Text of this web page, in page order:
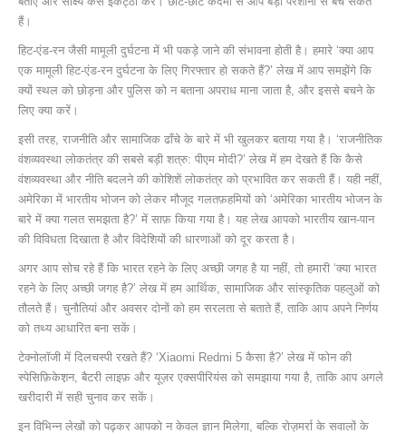
हैं।
हिट‑एंड‑रन जैसी मामूली दुर्घटना में भी पकड़े जाने की संभावना होती है। हमारे ‘क्या आप
एक मामूली हिट‑एंड‑रन दुर्घटना के लिए गिरफ्तार हो सकते हैं?’ लेख में आप समझेंगे कि
क्यों स्थल को छोड़ना और पुलिस को न बताना अपराध माना जाता है, और इससे बचने के
लिए क्या करें।
इसी तरह, राजनीति और सामाजिक ढाँचे के बारे में भी खुलकर बताया गया है। ‘राजनीतिक
वंशव्यवस्था लोकतंत्र की सबसे बड़ी शत्रु: पीएम मोदी?’ लेख में हम देखते हैं कि कैसे
वंशव्यवस्था और नीति बदलने की कोशिशें लोकतंत्र को प्रभावित कर सकती हैं। यही नहीं,
अमेरिका में भारतीय भोजन को लेकर मौजूद गलतफ़हमियों को ‘अमेरिका भारतीय भोजन के
बारे में क्या गलत समझता है?’ में साफ़ किया गया है। यह लेख आपको भारतीय खान‑पान
की विविधता दिखाता है और विदेशियों की धारणाओं को दूर करता है।
अगर आप सोच रहे हैं कि भारत रहने के लिए अच्छी जगह है या नहीं, तो हमारी ‘क्या भारत
रहने के लिए अच्छी जगह है?’ लेख में हम आर्थिक, सामाजिक और सांस्कृतिक पहलुओं को
तौलते हैं। चुनौतियां और अवसर दोनों को हम सरलता से बताते हैं, ताकि आप अपने निर्णय
को तथ्य आधारित बना सकें।
टेक्नोलॉजी में दिलचस्पी रखते हैं? ‘Xiaomi Redmi 5 कैसा है?’ लेख में फोन की
स्पेसिफ़िकेश़न, बैटरी लाइफ़ और यूज़र एक्सपीरियंस को समझाया गया है, ताकि आप अगले
खरीदारी में सही चुनाव कर सकें।
इन विभिन्न लेखों को पढ़कर आपको न केवल ज्ञान मिलेगा, बल्कि रोज़मर्रा के सवालों के